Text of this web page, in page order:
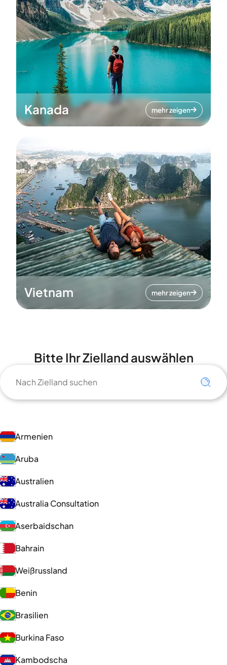
Kanada mehr zeigen
Vietnam mehr zeigen
Bitte Ihr Zielland auswählen
Armenien
Aruba
Australien
Australia Consultation
Aserbaidschan
Bahrain
Weißrussland
Benin
Brasilien
Burkina Faso
Kambodscha